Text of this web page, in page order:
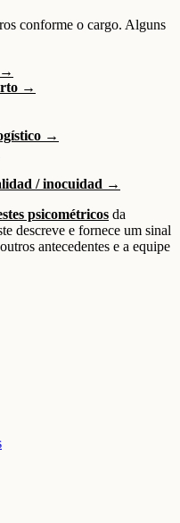
conforme o cargo. Alguns
→
→
→
/ inocuidad →
psicométricos da
descreve e fornece um sinal
antecedentes e a equipe